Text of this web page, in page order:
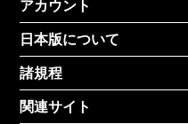
アカウント
日本版について
諸規程
関連サイト